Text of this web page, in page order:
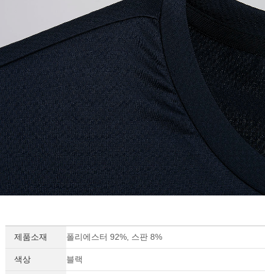
제품소재 폴리에스터 92%, 스판 8%
색상 블랙